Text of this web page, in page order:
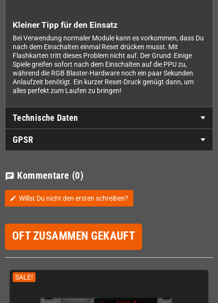
Kleiner Tipp für den Einsatz
Bei Verwendung normaler Module kann es vorkommen, dass Du
nach dem Einschalten einmal Reset drücken musst. Mit
Flashkarten tritt dieses Problem nicht auf. Der Grund: Einige
Spiele greifen sofort nach dem Einschalten auf die PPU zu,
während die RGB Blaster-Hardware noch ein paar Sekunden
Anlaufzeit benötigt. Ein kurzer Reset-Druck genügt dann, um
alles perfekt zum Laufen zu bringen!
Technische Daten
GPSR
chat Kommentare (0)
edit Willst Du nicht den ersten schreiben?
OFT ZUSAMMEN GEKAUFT
SALE!